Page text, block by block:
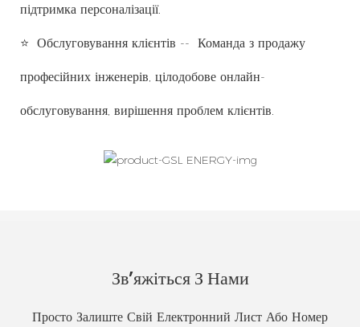
підтримка персоналізації.
⭐ Обслуговування клієнтів -- Команда з продажу
професійних інженерів, цілодобове онлайн-
обслуговування, вирішення проблем клієнтів.
Зв’яжіться З Нами
Просто Залиште Свій Електронний Лист Або Номер